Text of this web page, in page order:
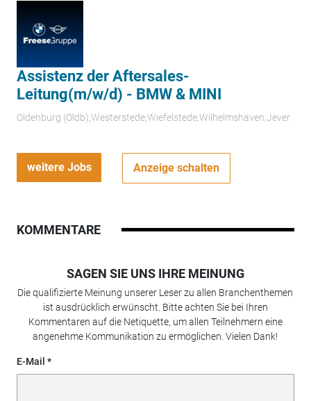
Assistenz der Aftersales-
Leitung(m/w/d) - BMW & MINI
Oldenburg (Oldb);Westerstede;Wiefelstede;Wilhelmshaven;Jever
weitere Jobs Anzeige schalten
KOMMENTARE
SAGEN SIE UNS IHRE MEINUNG
Die qualifizierte Meinung unserer Leser zu allen Branchenthemen
ist ausdrücklich erwünscht. Bitte achten Sie bei Ihren
Kommentaren auf die Netiquette, um allen Teilnehmern eine
angenehme Kommunikation zu ermöglichen. Vielen Dank!
E-Mail